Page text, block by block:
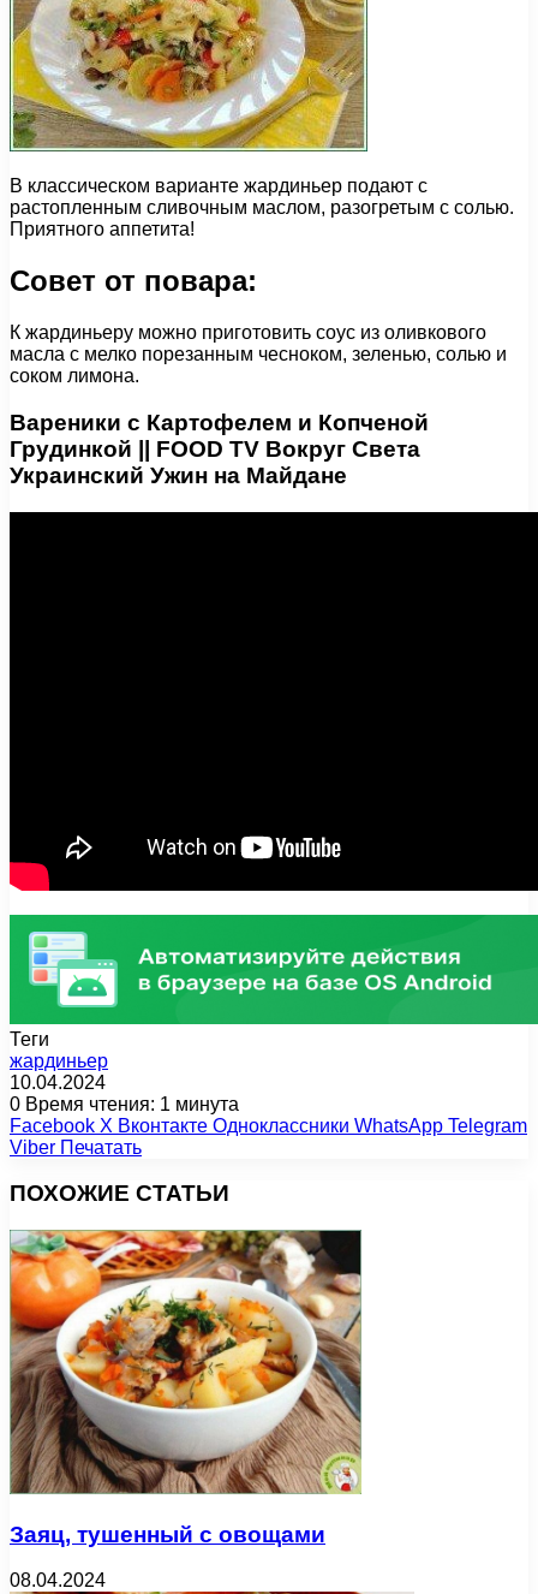
В классическом варианте жардиньер подают c
растопленным сливочным маслом, разогретым с солью.
Приятного аппетита!
Совет от повара:
К жардиньеру можно приготовить соус из оливкового
масла с мелко порезанным чесноком, зеленью, солью и
соком лимона.
Вареники с Картофелем и Копченой
Грудинкой || FOOD TV Вокруг Света
Украинский Ужин на Майдане
Теги
жардиньер
10.04.2024
0 Время чтения: 1 минута
Facebook X Вконтакте Одноклассники WhatsApp Telegram
Viber Печатать
ПОХОЖИЕ СТАТЬИ
Заяц, тушенный с овощами
08.04.2024